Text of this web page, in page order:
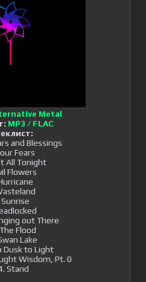
Metal
MP3 / FLAC
and Blessings
Fears
All Tonight
Flowers
Sunrise
out There
Flood
Lake
Dusk to Light
Wisdom, Pt. 0
Stand